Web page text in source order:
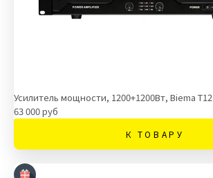
Усилитель мощности, 1200+1200Вт, Biema T12
63 000 руб
К ТОВАРУ